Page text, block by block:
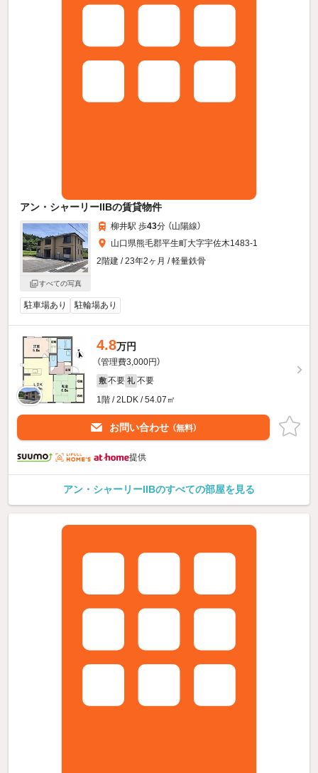
アン・シャーリーIIBの賃貸物件
すべての写真
柳井駅 歩43分 （山陽線）
山口県熊毛郡平生町大字宇佐木1483-1
2階建 / 23年2ヶ月 / 軽量鉄骨
駐車場あり 駐輪場あり
4.8万円
（管理費3,000円）
敷 不要 礼 不要
1階 / 2LDK / 54.07㎡
お問い合わせ （無料）
提供
アン・シャーリーIIBのすべての部屋を見る